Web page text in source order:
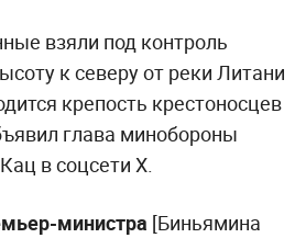
взяли под контроль
к северу от реки Литани
крепость крестоносцев
глава минобороны
в соцсети Х.
министра [Биньямина